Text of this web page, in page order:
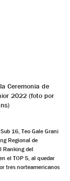
Ceremonia de
2022 (foto por
16, Teo Gale Grani
Regional de
Ranking del
el TOP 5, al quedar
tres norteamericanos